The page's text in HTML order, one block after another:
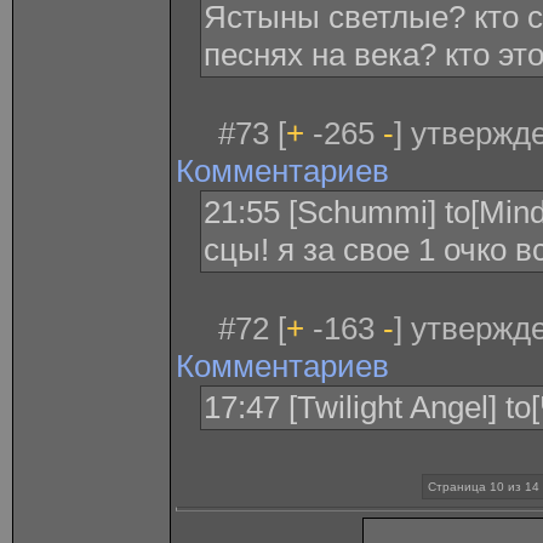
Ястыны светлые? кто
песнях на века? кто
#73 [+ -265 -]
Комментариев
21:55 [Schummi]
сцы! я за свое 1 очко
#72 [+ -163 -]
Комментариев
17:47 [Twilight Angel]
Страница 10 из 14